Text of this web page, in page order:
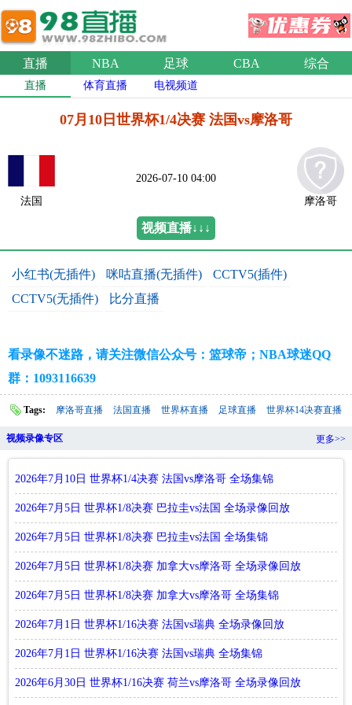
直播 NBA 足球 CBA 综合
直播 体育直播 电视频道
07月10日世界杯1/4决赛 法国vs摩洛哥
法国
2026-07-10 04:00
摩洛哥
视频直播↓↓↓
小红书(无插件) 咪咕直播(无插件)
CCTV5(插件)
CCTV5(无插件)
比分直播
看录像不迷路，请关注微信公众号：篮球帝；NBA球迷QQ
群：1093116639
Tags: 摩洛哥直播 法国直播 世界杯直播 足球直播 世界杯14决赛直播
视频录像专区 更多>>
2026年7月10日 世界杯1/4决赛 法国vs摩洛哥 全场集锦
2026年7月5日 世界杯1/8决赛 巴拉圭vs法国 全场录像回放
2026年7月5日 世界杯1/8决赛 巴拉圭vs法国 全场集锦
2026年7月5日 世界杯1/8决赛 加拿大vs摩洛哥 全场录像回放
2026年7月5日 世界杯1/8决赛 加拿大vs摩洛哥 全场集锦
2026年7月1日 世界杯1/16决赛 法国vs瑞典 全场录像回放
2026年7月1日 世界杯1/16决赛 法国vs瑞典 全场集锦
2026年6月30日 世界杯1/16决赛 荷兰vs摩洛哥 全场录像回放